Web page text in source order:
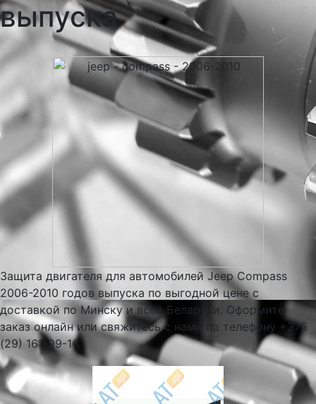
выпуска
Защита двигателя для автомобилей Jeep Compass
2006-2010 годов выпуска по выгодной цене с
доставкой по Минску и всей Беларуси. Оформите
заказ онлайн или свяжитесь с нами по телефону +375
(29) 161-99-16.